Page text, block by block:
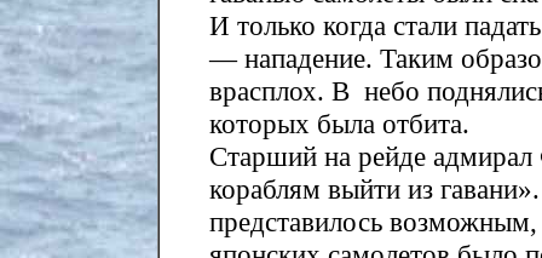
И только когда стали
— нападение. Таким
врасплох. В небо
которых была отбита.
Старший на рейде
кораблям выйти из
представилось